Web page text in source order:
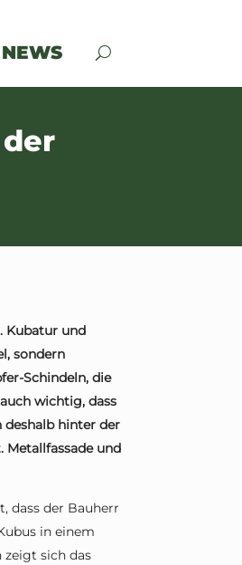
NEWS
Kubatur und
sondern
Schindeln, die
wichtig, dass
hinter der
Metallfassade und
dass der Bauherr
in einem
zeigt sich das